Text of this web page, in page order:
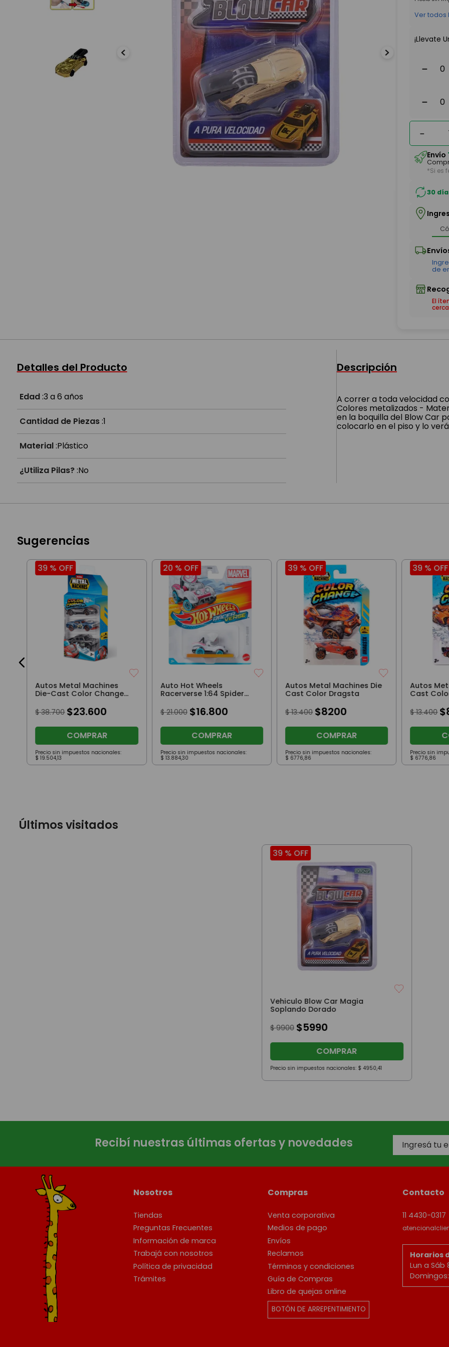
Ver todos
¡Llevate
－
－
－
Envío
*Si es
30
El
Detalles del Producto
Edad:3 a 6 años
Cantidad de Piezas:1
Material:Plástico
¿Utiliza Pilas?:No
Descripción
A correr a toda velocidad
Colores metalizados -
en la boquilla del Blow Car
colocarlo en el piso y lo
Sugerencias
39 % OFF
Autos Metal Machines
Die-Cast Color Change
$ 38.700 $23.600
COMPRAR
Precio sin impuestos nacionales:
$ 19.504,13
20 % OFF
Auto Hot Wheels
Racerverse 1:64 Spider
$ 21.000 $16.800
COMPRAR
Precio sin impuestos nacionales:
$ 13.884,30
39 % OFF
Autos Metal Machines Die
Cast Color Dragsta
$ 13.400 $8200
COMPRAR
Precio sin impuestos nacionales:
$ 6776,86
39 % OFF
Autos
$ 13.400 $
Precio sin
$ 6776,86
Últimos visitados
39 %OFF
Vehiculo Blow Car Magia
Soplando Dorado
$ 9900 $5990
COMPRAR
Precio sin impuestos nacionales: $ 4950,41
Recibí nuestras últimas ofertas y novedades
Nosotros
Tiendas
Preguntas Frecuentes
Información de marca
Trabajá con nosotros
Política de privacidad
Trámites
Compras
Venta corporativa
Medios de pago
Envíos
Reclamos
Términos y condiciones
Guía de Compras
Libro de quejas online
BOTÓN DE ARREPENTIMIENTO
Contacto
11 4430-0317
Horarios
Lun a Sáb
Domingos: